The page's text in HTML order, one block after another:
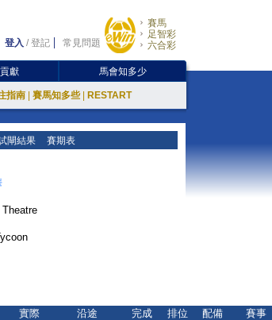
登入 /登記 常見問題
賽馬
足智彩
六合彩
獻 馬會知多少
指南 賽馬知多些 RESTART
閘結果 賽期表
Theatre
實際
沿途
完成
排位
配備
賽事